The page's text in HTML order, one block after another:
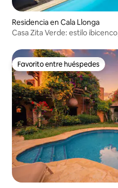
Residencia en Cala Llonga
Casa Zita Verde: estilo
Favorito entre huéspedes
Favorito entre huéspedes